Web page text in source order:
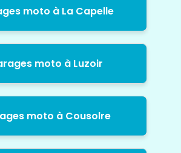
moto à La Capelle
moto à Luzoir
moto à Cousolre